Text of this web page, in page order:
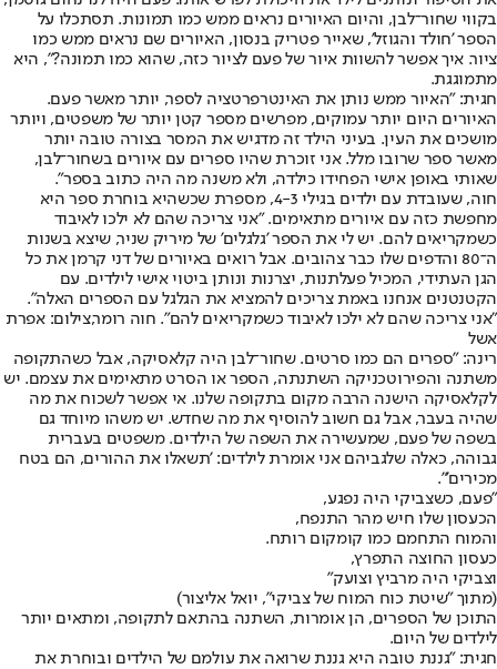
בקווי שחור־לבן, והיום האיורים נראים ממש כמו תמונות. תסתכלו על
הספר 'חולד והגוזל', שאייר פטריק בנסון, האיורים שם נראים ממש כמו
ציור. איך אפשר להשוות איור של פעם לציור כזה, שהוא כמו תמונה?", היא
מתמוגגת.
חגית: "האיור ממש נותן את האינטרפרטציה לספר, יותר מאשר פעם.
האיורים היום יותר עמוקים, מפרשים מספר קטן יותר של משפטים, ויותר
מושכים את העין. בעיני הילד זה מדגיש את המסר בצורה טובה יותר
מאשר ספר שרובו מלל. אני זוכרת שהיו ספרים עם איורים בשחור־לבן,
שאותי באופן אישי הפחידו כילדה, ולא משנה מה היה כתוב בספר".
חוה, שעובדת עם ילדים בגילי 4-3, מספרת שכשהיא בוחרת ספר היא
מחפשת כזה עם איורים מתאימים. "אני צריכה שהם לא ילכו לאיבוד
כשמקריאים להם. יש לי את הספר 'גלגלים' של מיריק שניר, שיצא בשנות
ה־80 והדפים שלו כבר צהובים. אבל רואים באיורים של דני קרמן את כל
הגן העתידי, המכיל פעלתנות, יצרנות ונותן ביטוי אישי לילדים. עם
הקטנטנים אנחנו באמת צריכים להמציא את הגלגל עם הספרים האלה".
"אני צריכה שהם לא ילכו לאיבוד כשמקריאים להם". חוה רומר,צילום: אפרת
אשל
רינה: "ספרים הם כמו סרטים. שחור־לבן היה קלאסיקה, אבל כשהתקופה
משתנה והפירוטכניקה השתנתה, הספר או הסרט מתאימים את עצמם. יש
לקלאסיקה הישנה הרבה מקום בתקופה שלנו. אי אפשר לשכוח את מה
שהיה בעבר, אבל גם חשוב להוסיף את מה שחדש. יש משהו מיוחד גם
בשפה של פעם, שמעשירה את השפה של הילדים. משפטים בעברית
גבוהה, כאלה שלגביהם אני אומרת לילדים: 'תשאלו את ההורים, הם בטח
מכירים'".
"פעם, כשצביקי היה נפגע,
הכעסון שלו חיש מהר התנפח,
והמוח התחמם כמו קומקום רותח.
כעסון החוצה התפרץ,
וצביקי היה מרביץ וצועק"
(מתוך "שיטת כוח המוח של צביקי", יואל אליצור)
התוכן של הספרים, הן אומרות, השתנה בהתאם לתקופה, ומתאים יותר
לילדים של היום.
חגית: "גננת טובה היא גננת שרואה את עולמם של הילדים ובוחרת את